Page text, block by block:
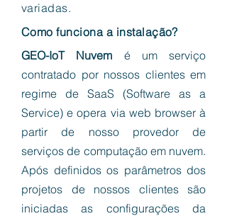
variadas.
Como funciona a instalação?
GEO-IoT Nuvem é um serviço
contratado por nossos clientes em
regime de SaaS (Software as a
Service) e opera via web browser à
partir de nosso provedor de
serviços de computação em nuvem.
Após definidos os parâmetros dos
projetos de nossos clientes são
iniciadas as configurações da